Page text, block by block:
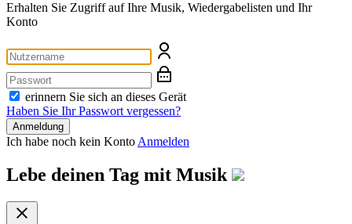
Erhalten Sie Zugriff auf Ihre Musik, Wiedergabelisten und Ihr
Konto
erinnern Sie sich an dieses Gerät
Haben Sie Ihr Passwort vergessen?
Anmeldung
Ich habe noch kein Konto Anmelden
Lebe deinen Tag mit Musik